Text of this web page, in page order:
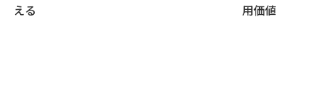
える
用価値